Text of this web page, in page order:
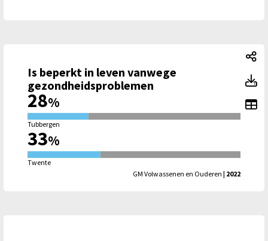
Is beperkt in leven vanwege
gezondheidsproblemen
28%
Tubbergen
33%
Twente
GM Volwassenen en Ouderen | 2022
Is